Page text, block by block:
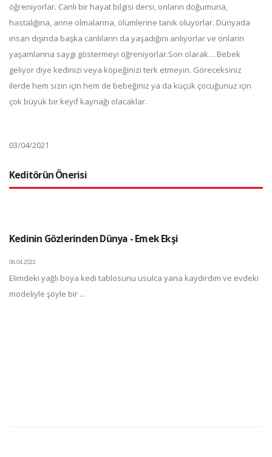
öğreniyorlar. Canlı bir hayat bilgisi dersi, onların doğumuna,
hastalığına, anne olmalarına, ölümlerine tanık oluyorlar. Dünyada
insan dışında başka canlıların da yaşadığını anlıyorlar ve onların
yaşamlarına saygı göstermeyi öğreniyorlar.Son olarak… Bebek
geliyor diye kedinizi veya köpeğinizi terk etmeyin. Göreceksiniz
ilerde hem sizin için hem de bebeğiniz ya da küçük çocuğunuz için
çok büyük bir keyif kaynağı olacaklar.
03/04/2021
Keditörün Önerisi
Kedinin Gözlerinden Dünya - Emek Ekşi
06.04.2022
Elimdeki yağlı boya kedi tablosunu usulca yana kaydırdım ve evdeki
modeliyle şöyle bir ...